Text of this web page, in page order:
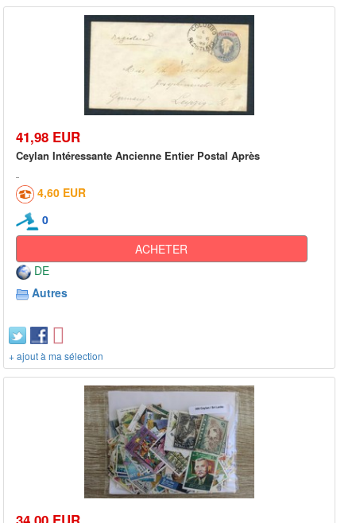
41,98 EUR
Ceylan Intéressante Ancienne Entier Postal Après
4,60 EUR
0
ACHETER
DE
Autres
+ ajout à ma sélection